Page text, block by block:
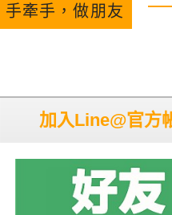
手牽手，做朋友
加入Line@官方